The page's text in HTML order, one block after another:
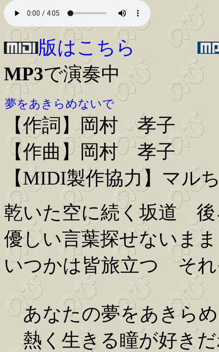
版はこちら
MP3で演奏中
夢をあきらめないで
【作詞】岡村 孝子
【作曲】岡村 孝子
【MIDI製作協力】マル
乾いた空に続く坂道 後
優しい言葉探せないま
いつかは皆旅立つ そ
あなたの夢をあきら
熱く生きる瞳が好き